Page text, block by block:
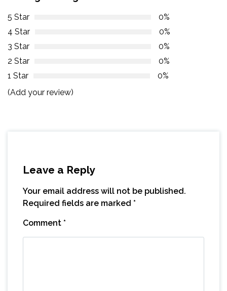
5 Star
0%
4 Star
0%
3 Star
0%
2 Star
0%
1 Star
0%
(Add your review)
Leave a Reply
Your email address will not be published.
Required fields are marked *
Comment *